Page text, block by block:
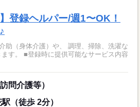
登録ヘルパー/週1〜OK！
助（身体介護）や、 調理、掃除、洗濯な
ービス内容
問介護等）
（徒歩 2分）